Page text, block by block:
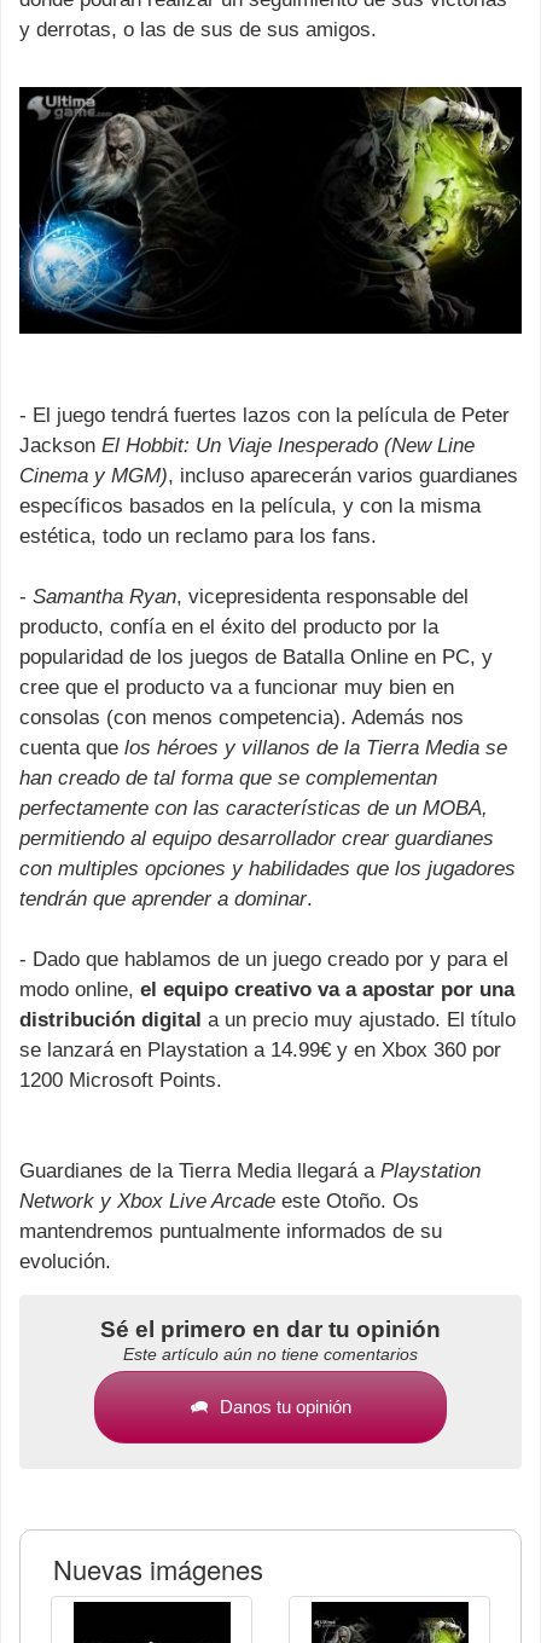
y derrotas, o las de sus de sus amigos.
- El juego tendrá fuertes lazos con la película de Peter
Jackson El Hobbit: Un Viaje Inesperado (New Line
Cinema y MGM), incluso aparecerán varios guardianes
específicos basados en la película, y con la misma
estética, todo un reclamo para los fans.
- Samantha Ryan, vicepresidenta responsable del
producto, confía en el éxito del producto por la
popularidad de los juegos de Batalla Online en PC, y
cree que el producto va a funcionar muy bien en
consolas (con menos competencia). Además nos
cuenta que los héroes y villanos de la Tierra Media se
han creado de tal forma que se complementan
perfectamente con las características de un MOBA,
permitiendo al equipo desarrollador crear guardianes
con multiples opciones y habilidades que los jugadores
tendrán que aprender a dominar.
- Dado que hablamos de un juego creado por y para el
modo online, el equipo creativo va a apostar por una
distribución digital a un precio muy ajustado. El título
se lanzará en Playstation a 14.99€ y en Xbox 360 por
1200 Microsoft Points.
Guardianes de la Tierra Media llegará a Playstation
Network y Xbox Live Arcade este Otoño. Os
mantendremos puntualmente informados de su
evolución.
Sé el primero en dar tu opinión
Este artículo aún no tiene comentarios
Danos tu opinión
Nuevas imágenes